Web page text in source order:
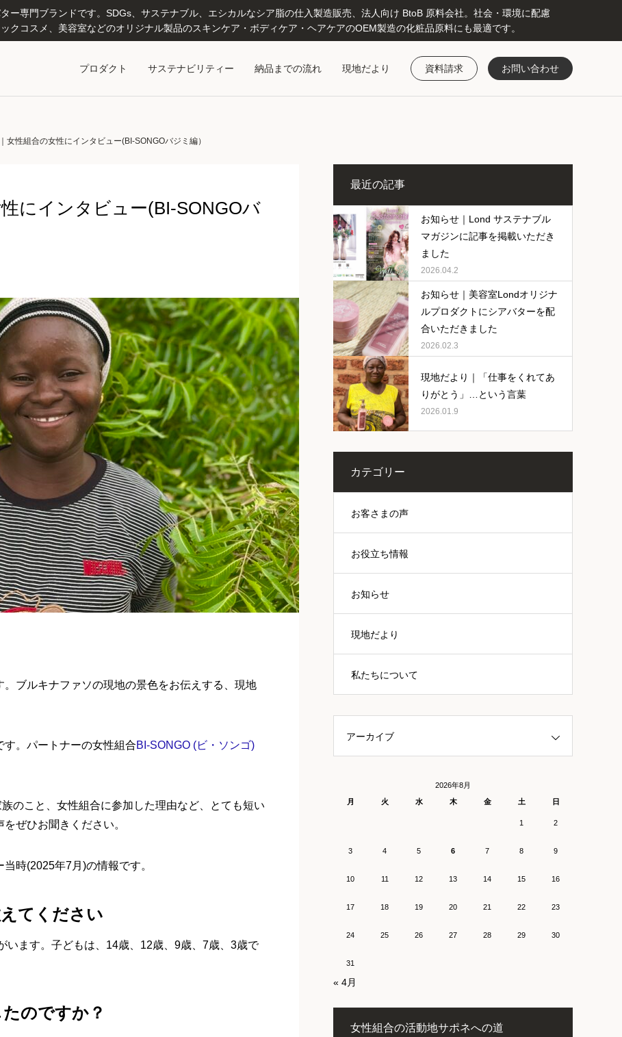
ー専門ブランドです。SDGs、サステナブル、エシカルなシア脂の仕入製造販売、法人向け BtoB 原料会社。社会・環境に配慮
クコスメ、美容室などのオリジナル製品のスキンケア・ボディケア・ヘアケアのOEM製造の化粧品原料にも最適です。
プロダクト サステナビリティー 納品までの流れ 現地だより 資料請求 お問い合わせ
女性組合の女性にインタビュー(BI-SONGOバジミ編）
にインタビュー(BI-SONGOバ
ブルキナファソの現地の景色をお伝えする、現地
。パートナーの女性組合BI-SONGO (ビ・ソンゴ)
のこと、女性組合に参加した理由など、とても短い
ぜひお聞きください。
時(2025年7月)の情報です。
てください
います。子どもは、14歳、12歳、9歳、7歳、3歳で
のですか？
最近の記事
お知らせ｜Lond サステナブル
マガジンに記事を掲載いただき
ました
2026.04.2
お知らせ｜美容室Londオリジナ
ルプロダクトにシアバターを配
合いただきました
2026.02.3
現地だより｜「仕事をくれてあ
りがとう」…という言葉
2026.01.9
カテゴリー
お客さまの声
お役立ち情報
お知らせ
現地だより
私たちについて
アーカイブ
2026年8月
月
火 水 木 金 土 日
1 2
3 4 5 6 7 8 9
10 11 12 13 14 15 16
17 18 19 20 21 22 23
24 25 26 27 28 29 30
31
« 4月
女性組合の活動地サポネへの道